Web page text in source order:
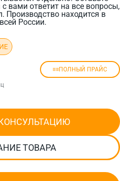
вами ответит на все вопросы,
Производство находится в
России.
ПОЛНЫЙ ПРАЙС
ТОВАРА